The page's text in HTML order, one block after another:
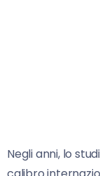
Negli anni, lo